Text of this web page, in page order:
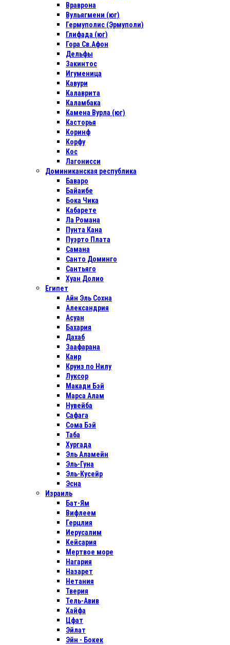
Враврона
Вульягмени (юг)
Гермуполис (Эрмуполи)
Глифада (юг)
Гора Св.Афон
Дельфы
Закинтос
Игуменица
Кавури
Калаврита
Каламбака
Камена Вурла (юг)
Касторья
Коринф
Корфу
Кос
Лагонисси
Доминиканская республика
Баваро
Байаибе
Бока Чика
Кабарете
Ла Романа
Пунта Кана
Пуэрто Плата
Самана
Санто Доминго
Сантьяго
Хуан Долио
Египет
Айн Эль Сохна
Александрия
Асуан
Бахария
Дахаб
Заафарана
Каир
Круиз по Нилу
Луксор
Макади Бэй
Марса Алам
Нувейба
Сафага
Сома Бэй
Таба
Хургада
Эль Аламейн
Эль-Гуна
Эль-Кусейр
Эсна
Израиль
Бат-Ям
Вифлеем
Герцлия
Иерусалим
Кейсария
Мертвое море
Нагария
Назарет
Нетания
Тверия
Тель-Авив
Хайфа
Цфат
Эйлат
Эйн - Бокек